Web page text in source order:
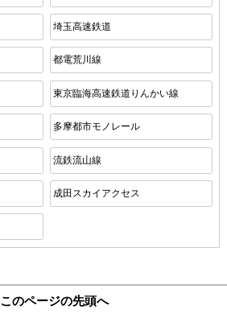
埼玉高速鉄道
都電荒川線
東京臨海高速鉄道りんかい線
多摩都市モノレール
流鉄流山線
成田スカイアクセス
このページの先頭へ